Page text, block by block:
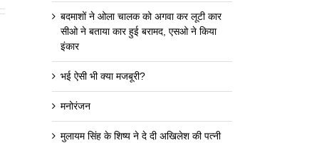
बदमाशों ने ओला चालक को अगवा कर लूटी कार
सीओ ने बताया कार हुई बरामद, एसओ ने किया
इंकार
भई ऐसी भी क्या मजबूरी?
मनोरंजन
मुलायम सिंह के शिष्य ने दे दी अखिलेश की पत्नी